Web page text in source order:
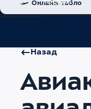
Онлайн-табло
Назад